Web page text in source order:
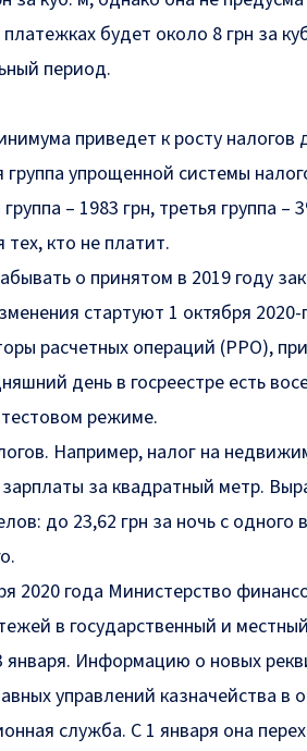
платежках будет около 8 грн за
период.
приведет к росту налогов
упрощенной системы
– 1983 грн, третья группа –
тех, кто не платит.
о принятом в 2019 году
стартуют 1 октября
расчетных операций (РРО),
день в госреестре есть
режиме.
Например, налог на
за квадратный метр.
до 23,62 грн за ночь с одного
2020 года Министерство
в государственный и
января. Информацию о новых
управлений казначейства в
служба. С 1 января она